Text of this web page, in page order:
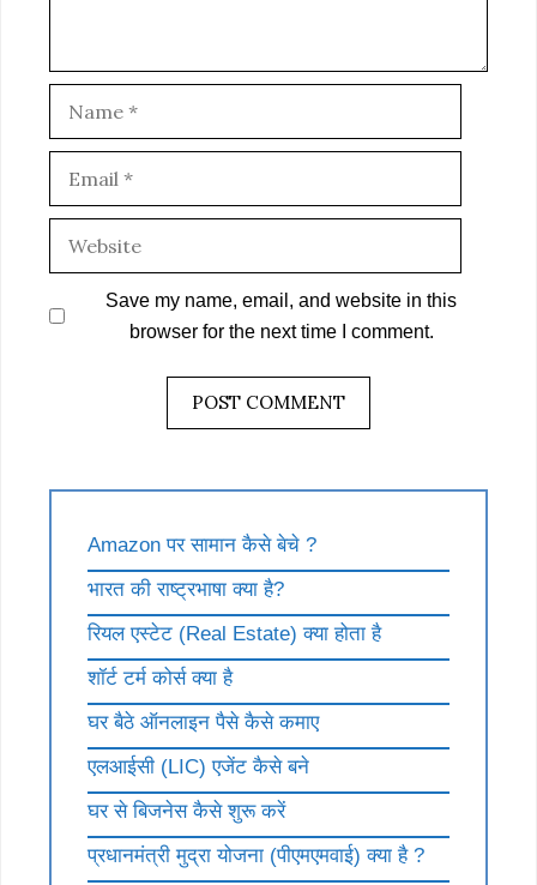
Save my name, email, and website in this
browser for the next time I comment.
Amazon पर सामान कैसे बेचे ?
भारत की राष्ट्रभाषा क्या है?
रियल एस्टेट (Real Estate) क्या होता है
शॉर्ट टर्म कोर्स क्या है
घर बैठे ऑनलाइन पैसे कैसे कमाए
एलआईसी (LIC) एजेंट कैसे बने
घर से बिजनेस कैसे शुरू करें
प्रधानमंत्री मुद्रा योजना (पीएमएमवाई) क्या है ?